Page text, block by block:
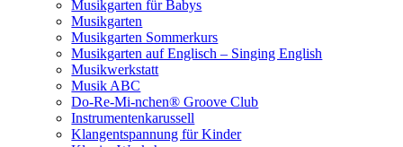
Musikgarten für Babys
Musikgarten
Musikgarten Sommerkurs
Musikgarten auf Englisch – Singing English
Musikwerkstatt
Musik ABC
Do-Re-Mi-nchen® Groove Club
Instrumentenkarussell
Klangentspannung für Kinder